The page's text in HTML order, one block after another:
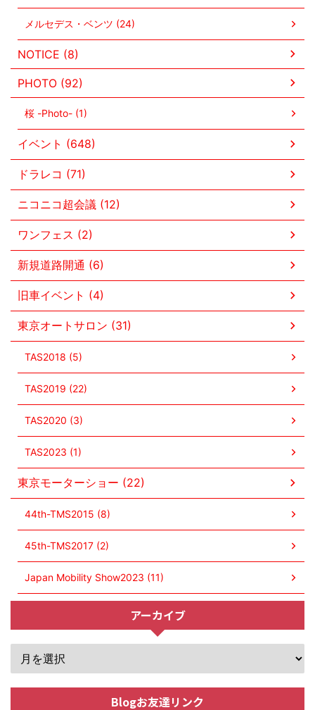
メルセデス・ベンツ (24)
NOTICE (8)
PHOTO (92)
桜 -Photo- (1)
イベント (648)
ドラレコ (71)
ニコニコ超会議 (12)
ワンフェス (2)
新規道路開通 (6)
旧車イベント (4)
東京オートサロン (31)
TAS2018 (5)
TAS2019 (22)
TAS2020 (3)
TAS2023 (1)
東京モーターショー (22)
44th-TMS2015 (8)
45th-TMS2017 (2)
Japan Mobility Show2023 (11)
アーカイブ
Blogお友達リンク